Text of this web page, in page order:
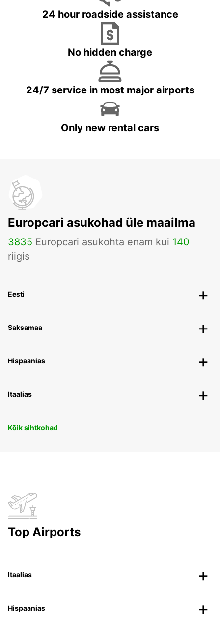
24 hour roadside assistance
No hidden charge
24/7 service in most major airports
Only new rental cars
Europcari asukohad üle maailma
3835 Europcari asukohta enam kui 140
riigis
Eesti
Saksamaa
Hispaanias
Itaalias
Kõik sihtkohad
Top Airports
Itaalias
Hispaanias